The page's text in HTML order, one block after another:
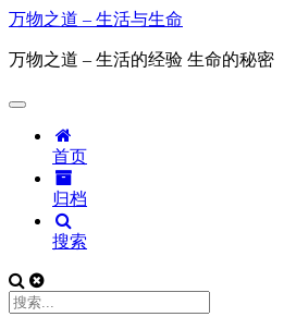
万物之道 – 生活与生命
万物之道 – 生活的经验 生命的秘密
首页
归档
搜索